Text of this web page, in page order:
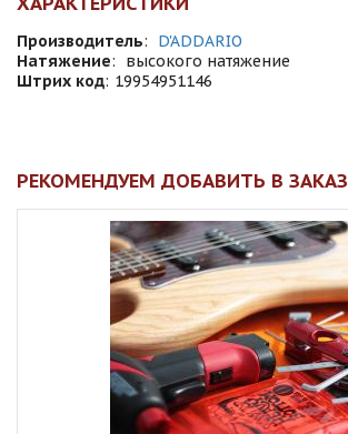
Производитель:
D'ADDARIO
Натяжение:
высокого натяжение
Штрих код: 19954951146
РЕКОМЕНДУЕМ ДОБАВИТЬ В ЗАКАЗ